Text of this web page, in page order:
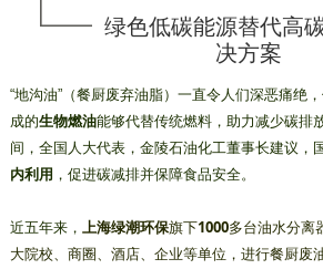
绿色低碳能源替代高
决方案
“地沟油”（餐厨废弃油脂）一直令人们深恶痛绝
成的生物燃油能够代替传统燃料，助力减少碳排放
间，全国人大代表，金陵石油化工董事长建议，
内利用 ，促进碳减排并保障食品安全。
近五年来， 上海绿潮环保旗下1000多台油水分离
大院校、商圈、酒店、企业等单位，进行餐厨废